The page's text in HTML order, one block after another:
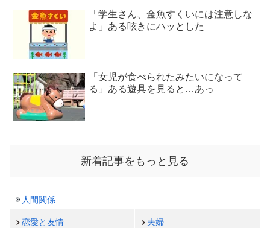
「学生さん、金魚すくいには注意しな
よ」ある呟きにハッとした
「女児が食べられたみたいになって
る」ある遊具を見ると…あっ
新着記事をもっと見る
人間関係
恋愛と友情 夫婦